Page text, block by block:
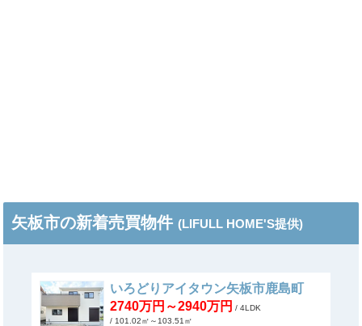
矢板市の新着売買物件 (LIFULL HOME'S提供)
いろどりアイタウン矢板市鹿島町
2740万円～2940万円 / 4LDK
/ 101.02㎡～103.51㎡